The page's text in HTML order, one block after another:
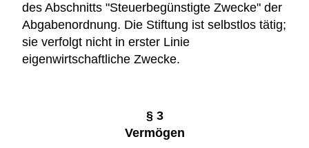
des Abschnitts "Steuerbegünstigte Zwecke" der
Abgabenordnung. Die Stiftung ist selbstlos tätig;
sie verfolgt nicht in erster Linie
eigenwirtschaftliche Zwecke.
§ 3
Vermögen